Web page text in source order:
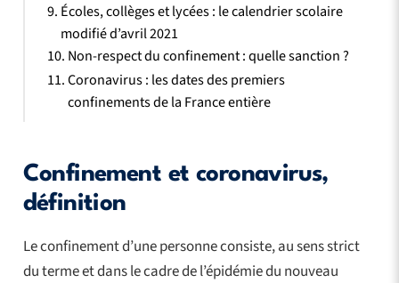
Confinement et coronavirus,
définition
Le confinement d’une personne consiste, au sens strict
du terme et dans le cadre de l’épidémie du nouveau
Écoles, collèges et lycées : le calendrier scolaire
modifié d’avril 2021
Non-respect du confinement : quelle sanction ?
Coronavirus : les dates des premiers
confinements de la France entière